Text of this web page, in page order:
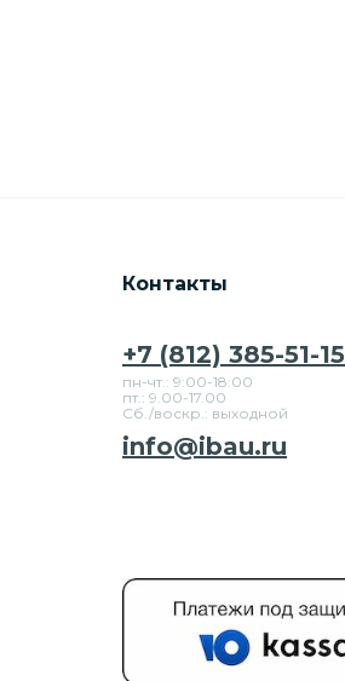
+7 (812) 385-51-15
пн-чт.: 9:00-18:00
пт.: 9.00-17.00
Сб./воскр.: выходной
Контакты
info@ibau.ru